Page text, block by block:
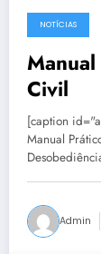
10 de junho
NOTÍCIAS
Civil
[caption
Manual
Admin